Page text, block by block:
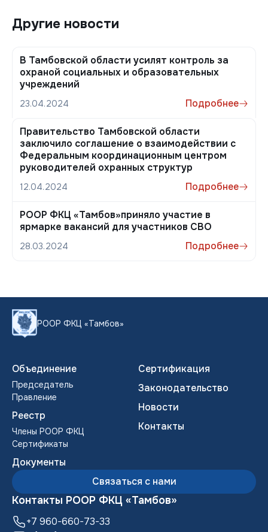
Другие новости
В Тамбовской области усилят контроль за
охраной социальных и образовательных
учреждений
23.04.2024 Подробнее
Правительство Тамбовской области
заключило соглашение о взаимодействии с
Федеральным координационным центром
руководителей охранных структур
12.04.2024 Подробнее
РООР ФКЦ «Тамбов»приняло участие в
ярмарке вакансий для участников СВО
28.03.2024 Подробнее
РООР ФКЦ «Тамбов»
Объединение
Председатель
Правление
Реестр
Члены POOP ФКЦ
Сертификаты
Документы
Сертификация
Законодательство
Новости
Контакты
Связаться с нами
Контакты РООР ФКЦ «Тамбов»
+7 960-660-73-33